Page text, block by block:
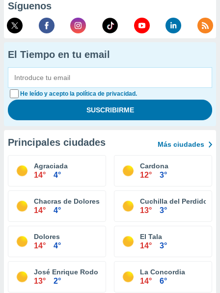
Síguenos
El Tiempo en tu email
He leído y acepto la política de privacidad.
Principales ciudades Más ciudades
Agraciada
14° 4°
Cardona
12° 3°
Chacras de Dolores
14° 4°
Cuchilla del Perdido
13° 3°
Dolores
14° 4°
El Tala
14° 3°
José Enrique Rodo
13° 2°
La Concordia
14° 6°